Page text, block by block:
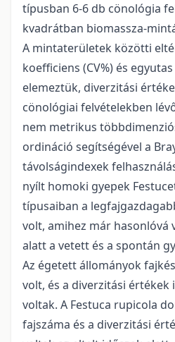
típusban 6-6 db cönológia
kvadrátban biomassza-
A mintaterületek közötti
koefficiens (CV%) és
elemeztük, diverzitási
cönológiai felvételekben
nem metrikus
ordináció segítségével a
távolságindexek
nyílt homoki gyepek
típusaiban a
volt, amihez már hasonlóvá
alatt a vetett és a spontán
Az égetett állományok
volt, és a diverzitási értékek
voltak. A Festuca rupicola
fajszáma és a diverzitási